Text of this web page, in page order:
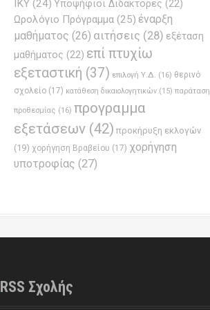
ΙΚΥ (24) Υποψήφιοι Διδάκτορες (22)
Ωρολόγιο Πρόγραμμα (25) έναρξη
μαθήματος (26) αιτήσεις (28) εξέταση
μαθήματος (22) επί πτυχίω
εξεταστική (37) επιλογή Υ.Δ. (16) θερινό
σχολείο (17) κατάθεση δικαιολογητικών (15) παράταση
προθεσμίας (16) προγραμμα
εξετάσεων (42) προκήρυξη εκλογών
(19) χορήγηση Βραβείου (17) χορήγηση
υποτροφίας (27)
RSS Σχολής